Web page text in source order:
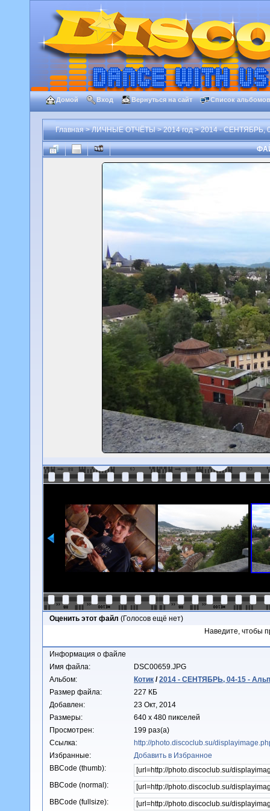
Домой Вход Вернуться на сайт Список альбомов
Главная>ЛИЧНЫЕ ОТЧЁТЫ>2014 год>2014 - СЕНТЯБРЬ,
Оценить этот файл (Голосов ещё нет)
Наведите, чтобы
Информация о файле
Имя файла:
DSC00659.JPG
Альбом:
Котик /2014 - СЕНТЯБРЬ, 04-15 -
Размер файла:
227 КБ
Добавлен:
23 Окт, 2014
Размеры:
640 x 480 пикселей
Просмотрен:
199 раз(а)
Ссылка:
http://photo.discoclub.su/
Избранные:
Добавить в Избранное
BBCode (thumb):
BBCode (normal):
BBCode (fullsize):